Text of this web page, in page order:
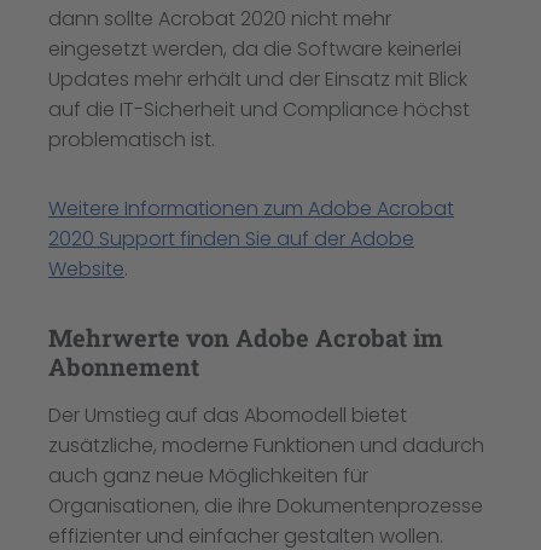
dann sollte Acrobat 2020 nicht mehr
eingesetzt werden, da die Software keinerlei
Updates mehr erhält und der Einsatz mit Blick
auf die IT-Sicherheit und Compliance höchst
problematisch ist.
Weitere Informationen zum Adobe Acrobat
2020 Support finden Sie auf der Adobe
Website.
Mehrwerte von Adobe Acrobat im
Abonnement
Der Umstieg auf das Abomodell bietet
zusätzliche, moderne Funktionen und dadurch
auch ganz neue Möglichkeiten für
Organisationen, die ihre Dokumentenprozesse
effizienter und einfacher gestalten wollen.